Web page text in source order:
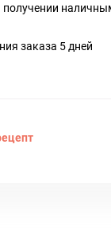
получении
заказа 5 дней